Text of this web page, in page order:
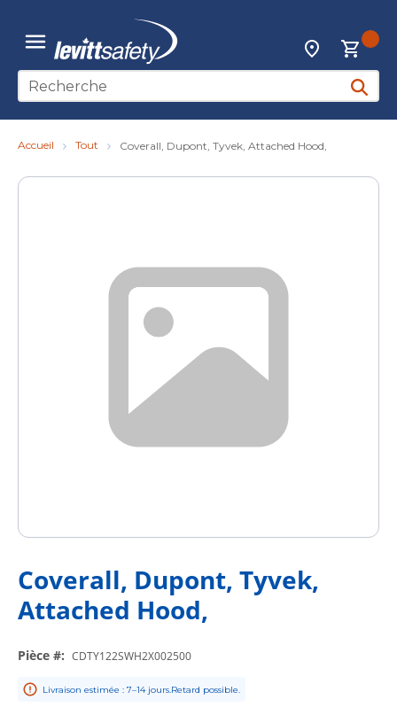
Skip to main content
menu
Localisateur
Recherche sur le site
Accueil Tout Coverall, Dupont, Tyvek, Attached Hood,
Coverall, Dupont, Tyvek,
Attached Hood,
Pièce #: CDTY122SWH2X002500
Livraison estimée : 7–14 jours.Retard possible.